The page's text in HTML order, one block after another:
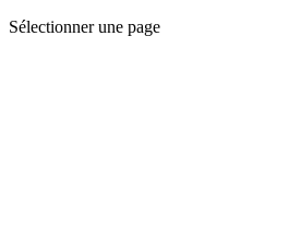
Sélectionner une page